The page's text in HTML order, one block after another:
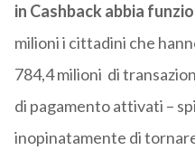
in Cashback abbia
milioni i cittadini che
784,4 milioni di
di pagamento attivati –
inopinatamente di